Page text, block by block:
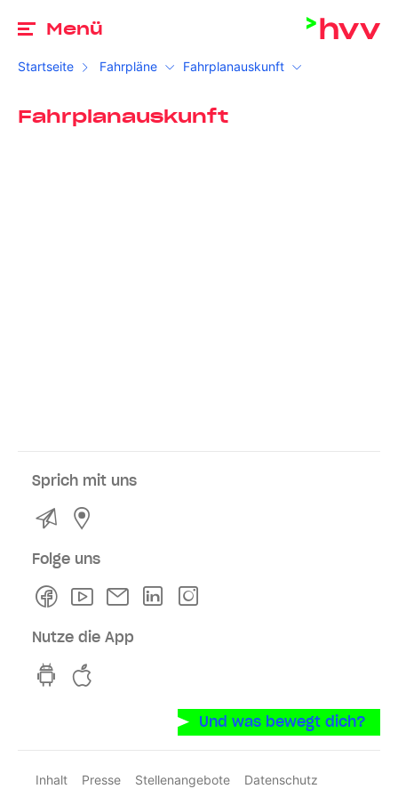
Menü
Startseite Fahrpläne Fahrplanauskunft
Fahrplanauskunft
Sprich mit uns
Kontakt
Folge uns
FacebookYoutubeNewsletterLinkedln
Nutze die App
hvv switch App auf GooglePlay
Und was bewegt dich?
Inhalt Presse Stellenangebote
Datenschutz